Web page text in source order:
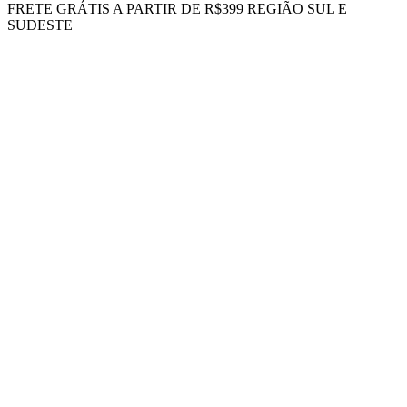
FRETE GRÁTIS A PARTIR DE R$399 REGIÃO SUL E
SUDESTE